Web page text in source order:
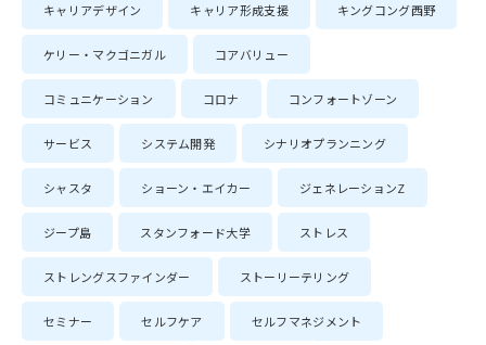
キャリアデザイン キャリア形成支援 キングコング西野
ケリー・マクゴニガル コアバリュー
コミュニケーション コロナ コンフォートゾーン
サービス システム開発 シナリオプランニング
シャスタ ショーン・エイカー ジェネレーションZ
ジープ島 スタンフォード大学 ストレス
ストレングスファインダー ストーリーテリング
セミナー セルフケア セルフマネジメント